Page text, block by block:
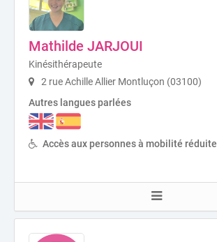
Mathilde JARJOUI
Kinésithérapeute
2 rue Achille Allier Montluçon (03100)
Autres langues parlées
Accès aux personnes à mobilité réduite